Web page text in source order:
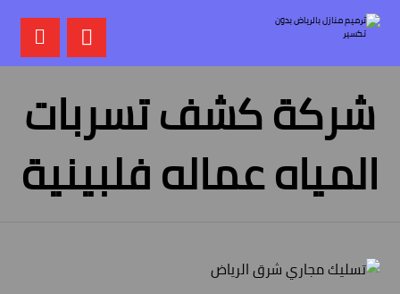
شركة كشف تسربات
المياه عماله فلبينية